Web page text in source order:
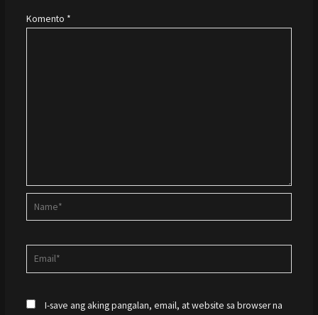
Komento *
Name*
Email*
I-save ang aking pangalan, email, at website sa browser na